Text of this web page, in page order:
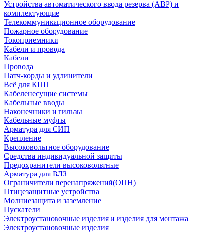
Устройства автоматического ввода резерва (АВР) и
комплектующие
Телекоммуникационное оборудование
Пожарное оборудование
Токоприемники
Кабели и провода
Кабели
Провода
Патч-корды и удлинители
Всё для КПП
Кабеленесущие системы
Кабельные вводы
Наконечники и гильзы
Кабельные муфты
Арматура для СИП
Крепление
Высоковольтное оборудование
Средства индивидуальной защиты
Предохранители высоковольтные
Арматура для ВЛЗ
Ограничители перенапряжений(ОПН)
Птицезащитные устройства
Молниезащита и заземление
Пускатели
Электроустановочные изделия и изделия для монтажа
Электроустановочные изделия